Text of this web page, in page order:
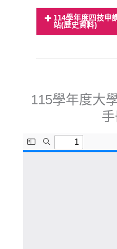
114學年度四技申
站(歷史資料)
115學年度大